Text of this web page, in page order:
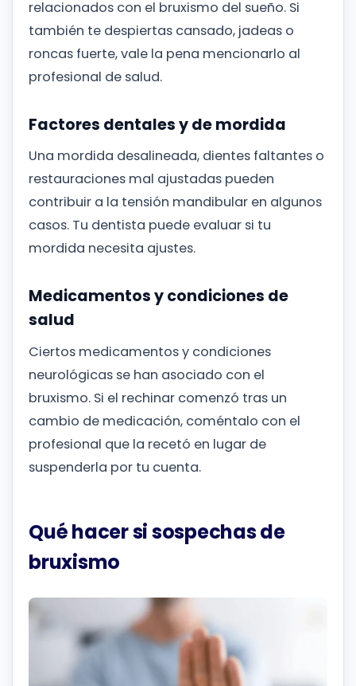
relacionados con el bruxismo del sueño. Si
también te despiertas cansado, jadeas o
roncas fuerte, vale la pena mencionarlo al
profesional de salud.
Factores dentales y de mordida
Una mordida desalineada, dientes faltantes o
restauraciones mal ajustadas pueden
contribuir a la tensión mandibular en algunos
casos. Tu dentista puede evaluar si tu
mordida necesita ajustes.
Medicamentos y condiciones de
salud
Ciertos medicamentos y condiciones
neurológicas se han asociado con el
bruxismo. Si el rechinar comenzó tras un
cambio de medicación, coméntalo con el
profesional que la recetó en lugar de
suspenderla por tu cuenta.
Qué hacer si sospechas de
bruxismo